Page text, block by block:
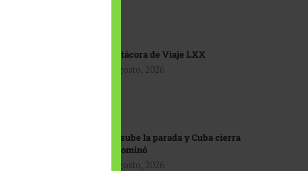
Bitácora de Viaje LXX
3 agosto, 2026
EU sube la parada y Cuba cierra
el dominó
3 agosto, 2026